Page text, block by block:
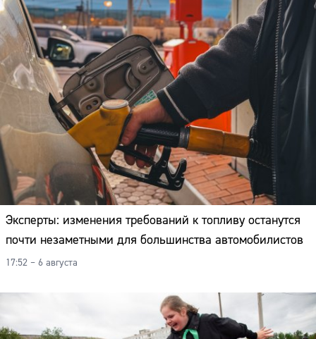
Эксперты: изменения требований к топливу останутся
почти незаметными для большинства автомобилистов
17:52 – 6 августа